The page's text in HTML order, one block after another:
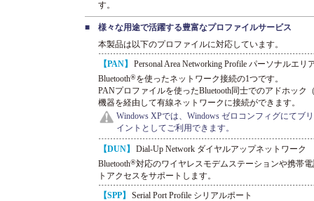
す。
■
様々な用途で活躍する豊富なプロファイルサービス
本製品は以下のプロファイルに対応しています。
【PAN】
Personal Area Networking Profile パーソナルエ
Bluetooth®を使ったネットワーク接続の1つです。
PANプロファイルを使ったBluetooth同士でのアドホック
機器を経由して有線ネットワークに接続ができます。
Windows XPでは、Windows ゼロコンフィグにてブ
イントとしてご利用できます。
【DUN】
Dial-Up Network ダイヤルアップネットワーク
Bluetooth®対応のワイヤレスモデムステーションや携帯
トアクセスをサポートします。
【SPP】
Serial Port Profile シリアルポート